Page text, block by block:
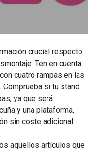
crucial respecto
Ten en cuenta
cuatro rampas en las
si tu stand
ya que será
y una plataforma,
sin coste adicional.
aquellos artículos que